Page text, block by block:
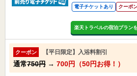
電子チケットあり クーポ
楽天トラベルの宿泊プラン
クーポン 【平日限定】入浴料割引
通常750円 → 700円（50円お得！）